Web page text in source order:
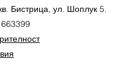
Бистрица, ул. Шоплук 5.